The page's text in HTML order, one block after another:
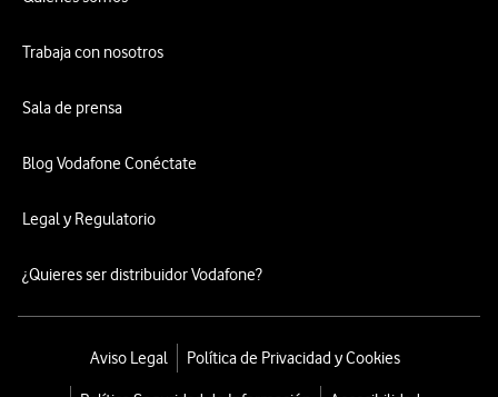
Trabaja con nosotros
Sala de prensa
Blog Vodafone Conéctate
Legal y Regulatorio
¿Quieres ser distribuidor Vodafone?
Aviso Legal Política de Privacidad y Cookies